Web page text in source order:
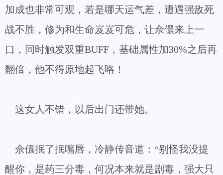
加成也非常可观，若是哪天运气差，遭遇强敌死
战不胜，修为和生命岌岌可危，让佘儇来上一
口，同时触发双重BUFF，基础属性加30%之后再
翻倍，他不得原地起飞咯！
这女人不错，以后出门还带她。
佘儇抿了抿嘴唇，冷静传音道：“别怪我没提
醒你，是药三分毒，何况本来就是剧毒，强大只